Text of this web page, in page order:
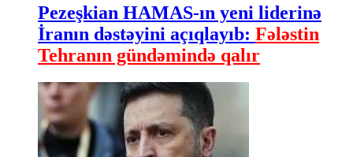
Pezeşkian HAMAS-ın yeni liderinə
İranın dəstəyini açıqlayıb: Fələstin
Tehranın gündəmində qalır